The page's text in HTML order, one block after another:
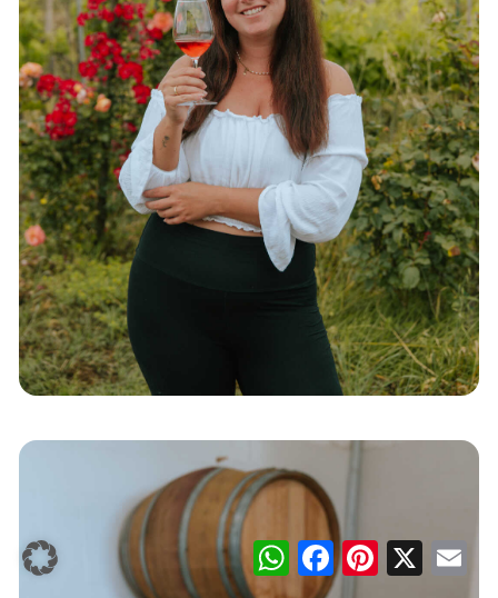
WhatsAppFacebookPinterest